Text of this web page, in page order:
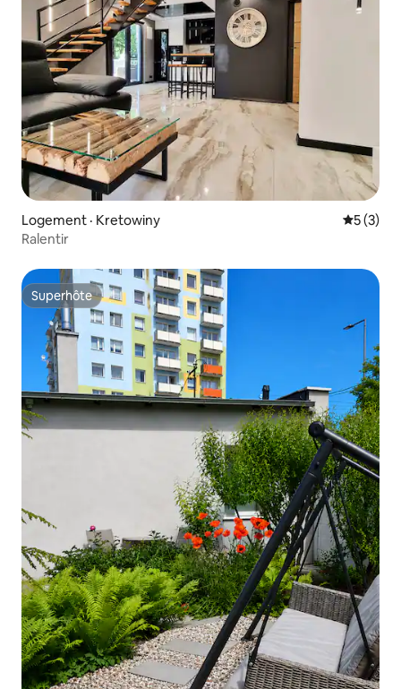
Logement · Kretowiny Note
5 (3)
Ralentir
Superhôte
Superhôte